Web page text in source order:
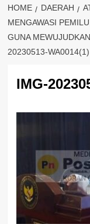
HOME DAERAH
MENGAWASI
GUNA
20230513-WA0014(1)
IMG-